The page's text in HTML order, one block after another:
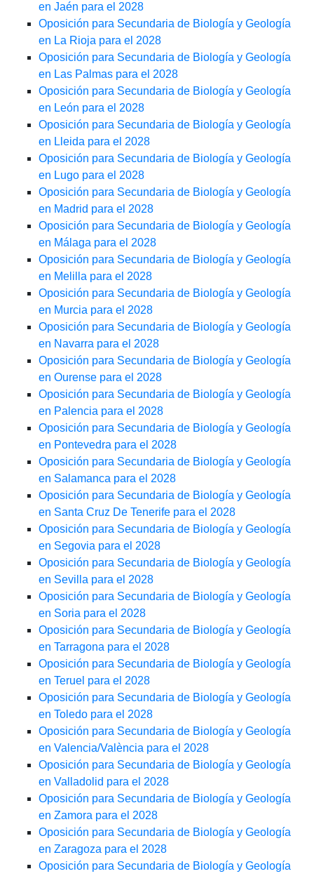
en Jaén para el 2028
Oposición para Secundaria de Biología y Geología
en La Rioja para el 2028
Oposición para Secundaria de Biología y Geología
en Las Palmas para el 2028
Oposición para Secundaria de Biología y Geología
en León para el 2028
Oposición para Secundaria de Biología y Geología
en Lleida para el 2028
Oposición para Secundaria de Biología y Geología
en Lugo para el 2028
Oposición para Secundaria de Biología y Geología
en Madrid para el 2028
Oposición para Secundaria de Biología y Geología
en Málaga para el 2028
Oposición para Secundaria de Biología y Geología
en Melilla para el 2028
Oposición para Secundaria de Biología y Geología
en Murcia para el 2028
Oposición para Secundaria de Biología y Geología
en Navarra para el 2028
Oposición para Secundaria de Biología y Geología
en Ourense para el 2028
Oposición para Secundaria de Biología y Geología
en Palencia para el 2028
Oposición para Secundaria de Biología y Geología
en Pontevedra para el 2028
Oposición para Secundaria de Biología y Geología
en Salamanca para el 2028
Oposición para Secundaria de Biología y Geología
en Santa Cruz De Tenerife para el 2028
Oposición para Secundaria de Biología y Geología
en Segovia para el 2028
Oposición para Secundaria de Biología y Geología
en Sevilla para el 2028
Oposición para Secundaria de Biología y Geología
en Soria para el 2028
Oposición para Secundaria de Biología y Geología
en Tarragona para el 2028
Oposición para Secundaria de Biología y Geología
en Teruel para el 2028
Oposición para Secundaria de Biología y Geología
en Toledo para el 2028
Oposición para Secundaria de Biología y Geología
en Valencia/València para el 2028
Oposición para Secundaria de Biología y Geología
en Valladolid para el 2028
Oposición para Secundaria de Biología y Geología
en Zamora para el 2028
Oposición para Secundaria de Biología y Geología
en Zaragoza para el 2028
Oposición para Secundaria de Biología y Geología